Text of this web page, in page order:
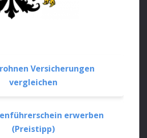
Versicherungen
vergleichen
erwerben
(Preistipp)